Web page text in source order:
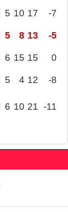
5 10 17 -7
5 8 13 -5
6 15 15 0
5 4 12 -8
6 10 21 -11